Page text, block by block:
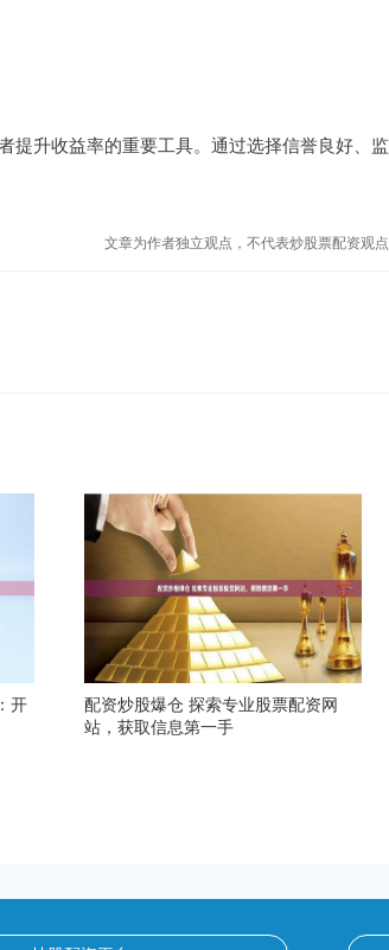
提升收益率的重要工具。通过选择信誉良好、监
文章为作者独立观点，不代表炒股票配资观点
开
配资炒股爆仓 探索专业股票配资网
站，获取信息第一手